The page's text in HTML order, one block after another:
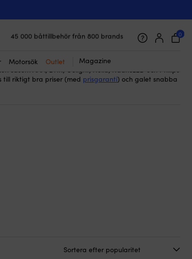
45 000 båttillbehör från 800 brands
Supernöjda kunder – 4.7/5 på Trustpilot
0
Motorsök Outlet Magazine
eller något annat. Oavsett om du behöver glödlampor,
för att skapa en trevlig atmosfär ombord och för att
såsom AAA, DHR, Golight, Hella, NauticLED och Philips
till riktigt bra priser (med prisgaranti) och galet snabba